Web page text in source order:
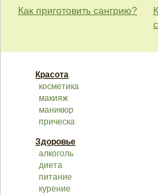
Как приготовить сангрию?
Красота
косметика
макияж
маникюр
прическа
Здоровье
алкоголь
диета
питание
курение